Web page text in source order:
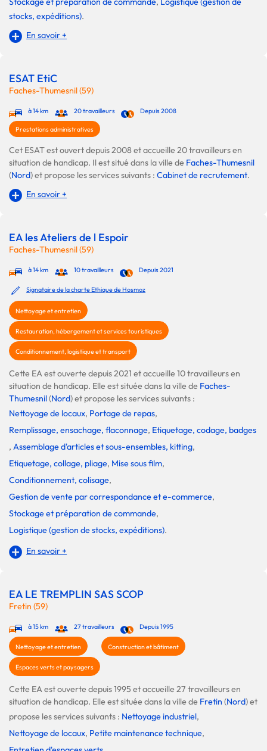
stocks, expéditions).
En savoir +
ESAT EtiC
Faches-Thumesnil (59)
à 14 km 20 travailleurs Depuis 2008
Prestations administratives
Cet ESAT est ouvert depuis 2008 et accueille 20 travailleurs en
situation de handicap. Il est situé dans la ville de Faches-Thumesnil
(Nord) et propose les services suivants : Cabinet de recrutement.
En savoir +
EA les Ateliers de l Espoir
Faches-Thumesnil (59)
à 14 km 10 travailleurs Depuis 2021
Signataire de la charte Ethique de Hosmoz
Nettoyage et entretien
Restauration, hébergement et services touristiques
Conditionnement, logistique et transport
Cette EA est ouverte depuis 2021 et accueille 10 travailleurs en
situation de handicap. Elle est située dans la ville de Faches-
Thumesnil(Nord) et propose les services suivants :
Nettoyage de locaux, Portage de repas,
Remplissage, ensachage, flaconnage, Etiquetage, codage, badges
, Assemblage d'articles et sous-ensembles, kitting,
Etiquetage, collage, pliage, Mise sous film,
Conditionnement, colisage,
Gestion de vente par correspondance et e-commerce,
Stockage et préparation de commande,
Logistique (gestion de stocks, expéditions).
En savoir +
EA LE TREMPLIN SAS SCOP
Fretin (59)
à 15 km 27 travailleurs Depuis 1995
Nettoyage et entretien Construction et bâtiment
Espaces verts et paysagers
Cette EA est ouverte depuis 1995 et accueille 27 travailleurs en
situation de handicap. Elle est située dans la ville de Fretin (Nord) et
propose les services suivants : Nettoyage industriel,
Nettoyage de locaux, Petite maintenance technique,